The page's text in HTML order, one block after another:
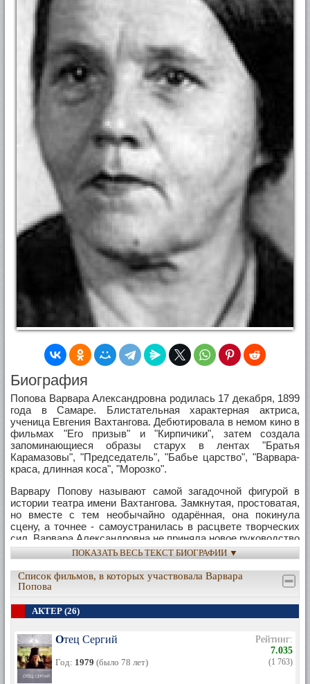
Биография
Попова Варвара Александровна родилась 17 декабря, 1899
года в Самаре. Блистательная характерная актриса,
ученица Евгения Вахтангова. Дебютировала в немом кино в
фильмах "Его призыв" и "Кирпичики", затем создала
запоминающиеся образы старух в лентах "Братья
Карамазовы", "Председатель", "Бабье царство", "Варвара-
краса, длинная коса", "Морозко".
Варвару Попову называют самой загадочной фигурой в
истории театра имени Вахтангова. Замкнутая, простоватая,
но вместе с тем необычайно одарённая, она покинула
сцену, а точнее - самоустранилась в расцвете творческих
сил. Варвара Александровна не приняла новое руководство
родного театра и не стала бороться.
У Поповой не было никаких почётных званий. «Любимая
ученица Вахтангова – это выше любых почестей и наград»,
и педагога вместе с теми, кто в дальнейшем определял
стиль и направление развития русского театра, кто
Б.Захава, и Р.Симонов, и Ц.Мансурова, и Е.Алексеева, и
И.Толчанов. Со всеми ними Варвара Попова была на «ты»,
но никогда не кичилась этим и никогда не вступала ни в
какие конфликты. Единственное, что Варвара
ПОКАЗАТЬ ВЕСЬ ТЕКСТ БИОГРАФИИ ▼
Список фильмов, в которых участвовала Варвара
Попова
АКТЕР (26)
Отец Сергий
Год: 1979 (было 78 лет)
Рейтинг:
7.035
(1 763)